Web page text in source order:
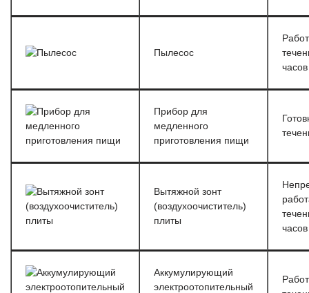
Пылесос
часов
Прибор для
медленного
приготовления пищи
Вытяжной зонт
(воздухоочиститель)
плиты
часов
Аккумулирующий
электроотопительный